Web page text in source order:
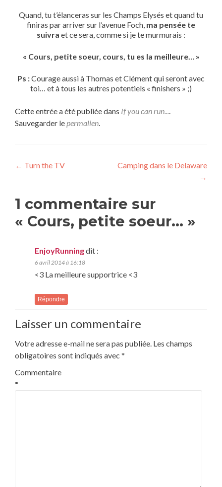
Quand, tu t’élanceras sur les Champs Elysés et quand tu
finiras par arriver sur l’avenue Foch, ma pensée te
suivra et ce sera, comme si je te murmurais :
« Cours, petite soeur, cours, tu es la meilleure… »
Ps :Courage aussi à Thomas et Clément qui seront avec
toi… et à tous les autres potentiels « finishers » ;)
Cette entrée a été publiée dans If you can run....
Sauvegarder lepermalien.
Navigation
l’article
← Turn the TV
Camping dans le Delaware
→
1 commentaire sur
« Cours, petite soeur… »
EnjoyRunningdit :
6 avril 2014 à 16:18
<3 La meilleure supportrice <3
Répondre
Laisser un commentaire
Votre adresse e-mail ne sera pas publiée. Les champs
obligatoires sont indiqués avec *
Commentaire
*